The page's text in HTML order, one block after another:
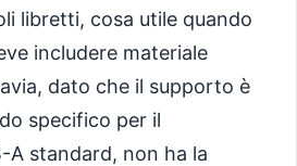
libretti, cosa utile quando
includere materiale
dato che il supporto è
specifico per il
A standard, non ha la